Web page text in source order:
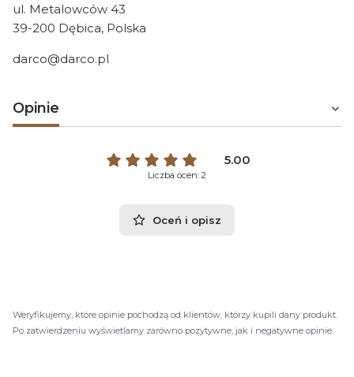
ul. Metalowców 43
39-200 Dębica, Polska
darco@darco.pl
Opinie
5.00
Liczba ocen: 2
Oceń i opisz
Weryfikujemy, które opinie pochodzą od klientów, którzy kupili dany produkt.
Po zatwierdzeniu wyświetlamy zarówno pozytywne, jak i negatywne opinie.